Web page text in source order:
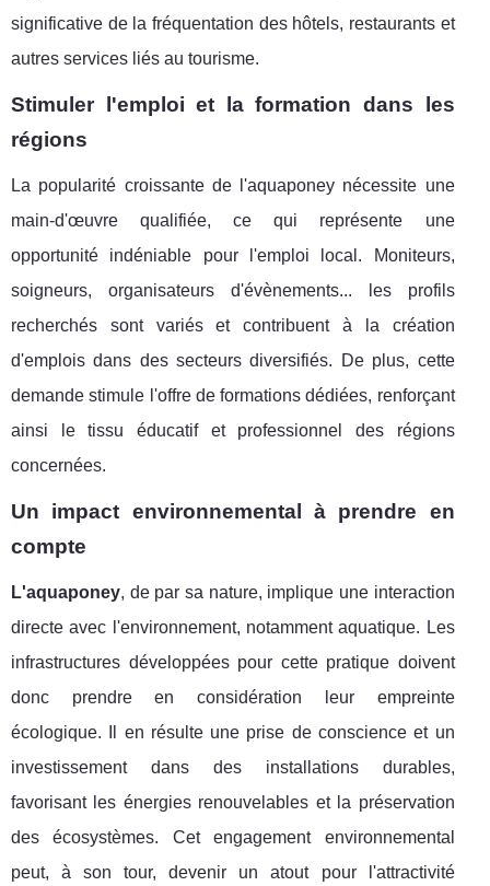
significative de la fréquentation des hôtels, restaurants et
autres services liés au tourisme.
Stimuler l'emploi et la formation dans les
régions
La popularité croissante de l'aquaponey nécessite une
main-d'œuvre qualifiée, ce qui représente une
opportunité indéniable pour l'emploi local. Moniteurs,
soigneurs, organisateurs d'évènements... les profils
recherchés sont variés et contribuent à la création
d'emplois dans des secteurs diversifiés. De plus, cette
demande stimule l'offre de formations dédiées, renforçant
ainsi le tissu éducatif et professionnel des régions
concernées.
Un impact environnemental à prendre en
compte
L'aquaponey, de par sa nature, implique une interaction
directe avec l'environnement, notamment aquatique. Les
infrastructures développées pour cette pratique doivent
donc prendre en considération leur empreinte
écologique. Il en résulte une prise de conscience et un
investissement dans des installations durables,
favorisant les énergies renouvelables et la préservation
des écosystèmes. Cet engagement environnemental
peut, à son tour, devenir un atout pour l'attractivité